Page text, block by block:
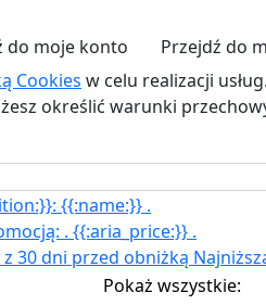
do moje konto Przejdź do
Cookies w celu realizacji
określić warunki
{{:name:}} .
. {{:aria_price:}} .
z 30 dni przed obniżką
Pokaż wszystkie: